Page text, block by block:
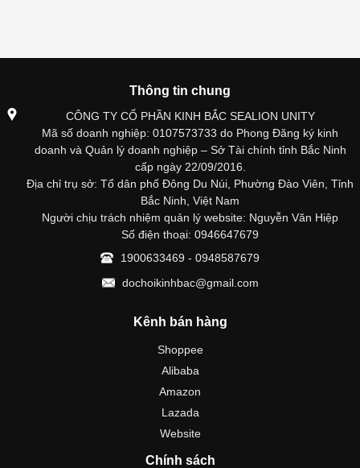
Thông tin chung
CÔNG TY CỔ PHẦN KINH BẮC SEALION UNITY
Mã số doanh nghiệp: 0107573733 do Phong Đăng ký kinh
doanh và Quản lý doanh nghiệp – Sở Tài chính tỉnh Bắc Ninh
cấp ngày 22/09/2016.
Địa chỉ trụ sở: Tổ dân phố Đông Du Núi, Phường Đào Viên, Tỉnh
Bắc Ninh, Việt Nam
Người chịu trách nhiệm quản lý website: Nguyễn Văn Hiệp
Số điện thoại: 0946647679
1900633469 - 0948587679
dochoikinhbac@gmail.com
Kênh bán hàng
Shoppee
Alibaba
Amazon
Lazada
Website
Chính sách